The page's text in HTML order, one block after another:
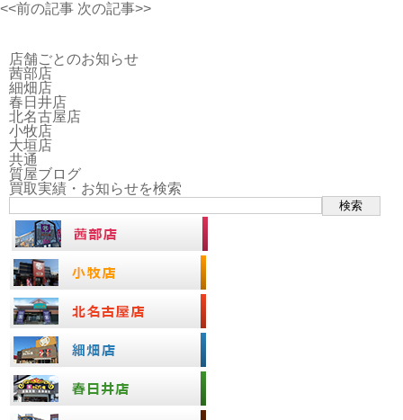
<<前の記事 次の記事>>
店舗ごとのお知らせ
茜部店
細畑店
春日井店
北名古屋店
小牧店
大垣店
共通
質屋ブログ
買取実績・お知らせを検索
検索